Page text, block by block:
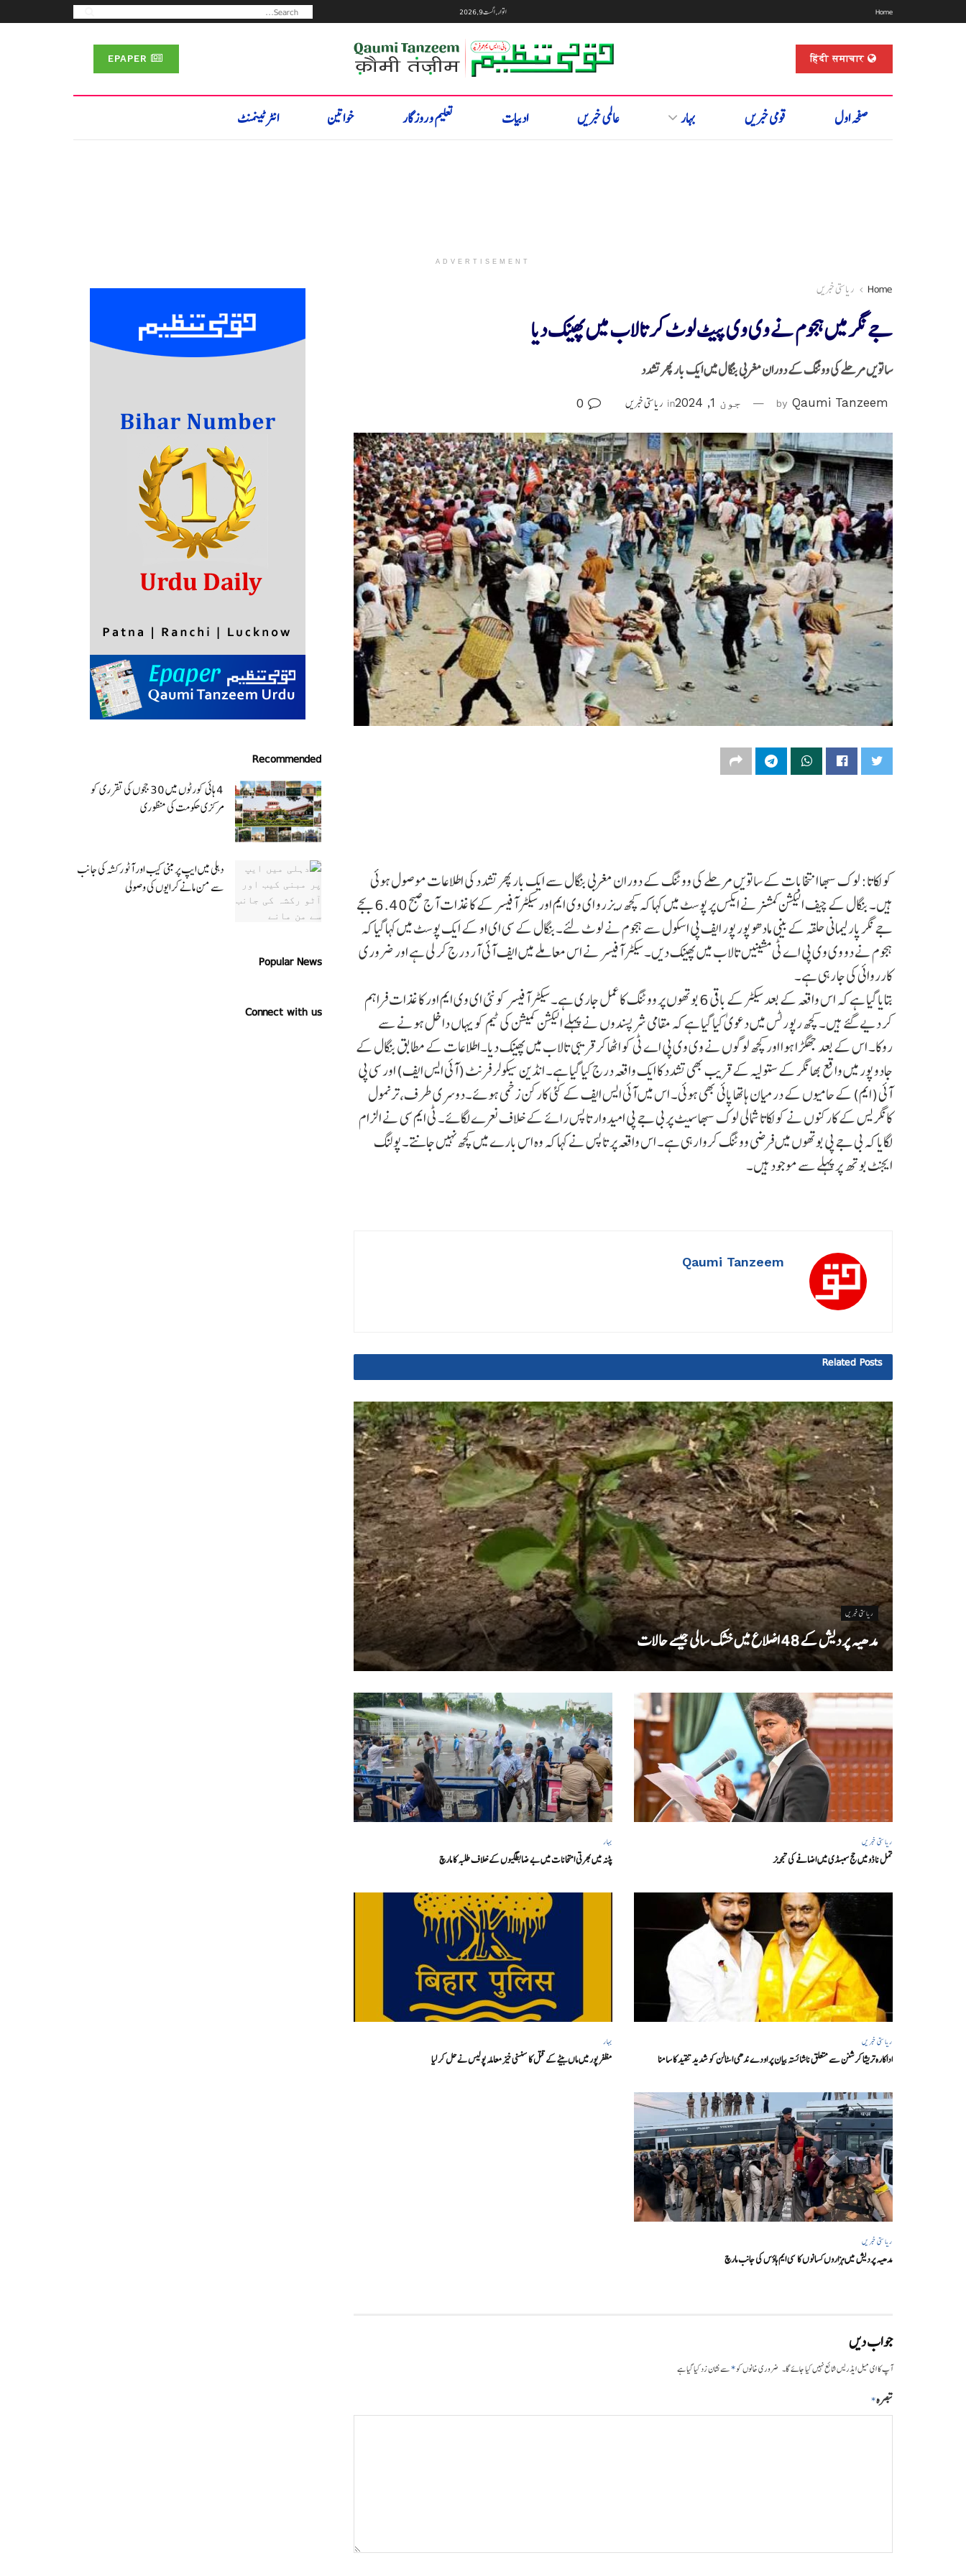
Home اتوار, اگست 9, 2026
हिंदी समाचार
صفحہ اول قومی خبریں بہار عالمی خبریں ادبیات تعلیم و روزگار خواتین انٹرٹینمنٹ
ADVERTISEMENT
Home ریاستی خبریں
جے نگر میں ہجوم نے وی وی پیٹ لوٹ کر تالاب میں پھینک دیا
ساتویں مرحلے کی ووٹنگ کے دوران مغربی بنگال میں ایک بار پھر تشدد
by Qaumi Tanzeem جون 1, 2024 in ریاستی خبریں
کولکاتا: لوک سبھا انتخابات کے ساتویں مرحلے کی ووٹنگ کے دوران مغربی بنگال سے ایک بار پھر تشدد کی اطلاعات موصول ہوئی
ہیں۔ بنگال کے چیف الیکشن کمشنر نے ایکس پر پوسٹ میں کہا کہ کچھ ریزرو ای وی ایم اور سیکٹر آفیسر کے کاغذات آج صبح 6.40 بجے
جے نگر پارلیمانی حلقہ کے بینی مادھو پور پور ایف پی اسکول سے ہجوم نے لوٹ لئے۔بنگال کے سی ای او کے ایک پوسٹ میں کہا گیا کہ
ہجوم نے دو وی وی پی اے ٹی مشینیں تالاب میں پھینک دیں۔ سیکٹر آفیسر نے اس معاملے میں ایف آئی آر درج کر لی ہے اور ضروری
کارروائی کی جا رہی ہے۔
بتایا گیا ہے کہ اس واقعہ کے بعد سیکٹر کے باقی 6 بوتھوں پر ووٹنگ کا عمل جاری ہے۔ سیکٹر آفیسر کو نئی ای وی ایم اور کاغذات فراہم
کر دیے گئے ہیں۔ کچھ رپورٹس میں دعویٰ کیا گیا ہے کہ مقامی شرپسندوں نے پہلے الیکشن کمیشن کی ٹیم کو یہاں داخل ہونے سے
روکا۔ اس کے بعد جھگڑا ہوا اور کچھ لوگوں نے وی وی پی اے ٹی کو اٹھا کر قریبی تالاب میں پھینک دیا۔اطلاعات کے مطابق بنگال کے
جادو پور میں واقع بھا نگر کے ستولیہ کے قریب بھی تشدد کا ایک واقعہ درج کیا گیا ہے۔ انڈین سیکولر فرنٹ (آئی ایس ایف) اور سی پی
آئی (ایم) کے حامیوں کے درمیان ہاتھا پائی بھی ہوئی۔ اس میں آئی ایس ایف کے کئی کارکن زخمی ہوئے۔دوسری طرف، ترنمول
کانگریس کے کارکنوں نے کولکاتا شمالی لوک سبھا سیٹ پر بی جے پی امیدوار تاپس رائے کے خلاف نعرے لگائے۔ ٹی ایم سی نے الزام
لگایا کہ بی جے پی بوتھوں میں فرضی ووٹنگ کروا رہی ہے۔ اس واقعہ پر تاپس نے کہا کہ وہ اس بارے میں کچھ نہیں جانتے۔ پولنگ
ایجنٹ بوتھ پر پہلے سے موجود ہیں۔
Qaumi Tanzeem
Related Posts
ریاستی خبریں
مدھیہ پردیش کے 48 اضلاع میں خشک سالی جیسے حالات
ریاستی خبریں
تمل ناڈو میں حج سبسڈی میں اضافے کی تجویز
بہار
پٹنہ میں بھرتی امتحانات میں بے ضابطگیوں کے خلاف طلبہ کا مارچ
ریاستی خبریں
اداکارہ تریشا کرشنن سے متعلق ناشائستہ بیان پر اودے ندھی اسٹالن کو شدید تنقید کا سامنا
بہار
مظفر پور میں ماں بیٹے کے قتل کا سنسنی خیز معاملہ پولیس نے حل کر لیا
ریاستی خبریں
مدھیہ پردیش میں ہزاروں کسانوں کا سی ایم ہاؤس کی جانب مارچ
جواب دیں
آپ کا ای میل ایڈریس شائع نہیں کیا جائے گا۔ ضروری خانوں کو*سے نشان زد کیا گیا ہے
تبصرہ*
Recommended
4 ہائی کورٹوں میں 30 ججوں کی تقرری کو
مرکزی حکومت کی منظوری
دہلی میں ایپ پر مبنی کیب اور آٹو رکشہ کی جانب
سے من مانے کرایوں کی وصولی
Popular News
Connect with us